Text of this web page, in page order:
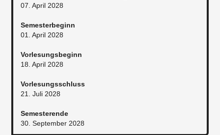
07. April 2028
Semesterbeginn
01. April 2028
Vorlesungsbeginn
18. April 2028
Vorlesungsschluss
21. Juli 2028
Semesterende
30. September 2028